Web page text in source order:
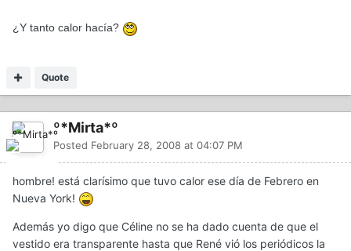
¿Y tanto calor hacía?
Quote
º*Mirta*º
Posted February 28, 2008 at 04:07 PM
hombre! está clarísimo que tuvo calor ese día de Febrero en
Nueva York!
Además yo digo que Céline no se ha dado cuenta de que el
vestido era transparente hasta que René vió los periódicos la